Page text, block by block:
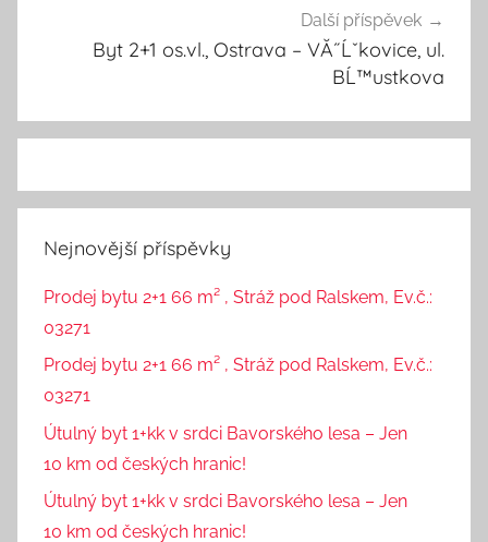
Další příspěvek
Byt 2+1 os.vl., Ostrava – VĂ˝Ĺˇkovice, ul.
BĹ™ustkova
Nejnovější příspěvky
Prodej bytu 2+1 66 m² , Stráž pod Ralskem, Ev.č.:
03271
Prodej bytu 2+1 66 m² , Stráž pod Ralskem, Ev.č.:
03271
Útulný byt 1+kk v srdci Bavorského lesa – Jen
10 km od českých hranic!
Útulný byt 1+kk v srdci Bavorského lesa – Jen
10 km od českých hranic!